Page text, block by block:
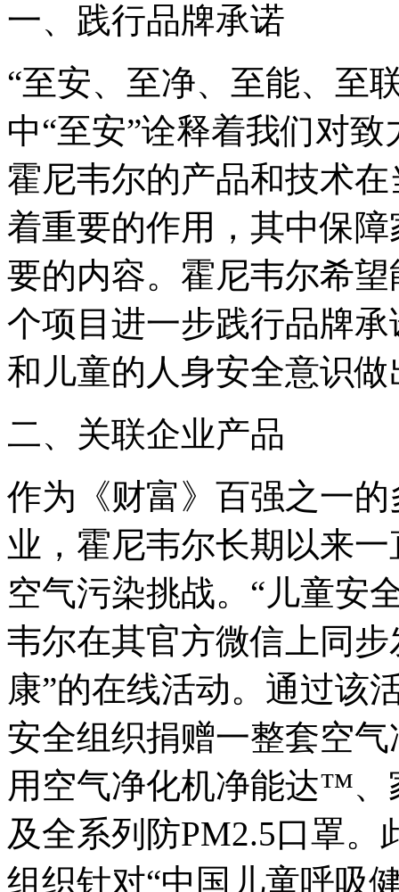
一、践行品牌承诺
“至安、至净、至能、至
中“至安”诠释着我们对
霍尼韦尔的产品和技术
着重要的作用，其中保
要的内容。霍尼韦尔希
个项目进一步践行品牌
和儿童的人身安全意识
二、关联企业产品
作为《财富》百强之一
业，霍尼韦尔长期以来
空气污染挑战。“儿童安
韦尔在其官方微信上同
康”的在线活动。通过该
安全组织捐赠一整套空
用空气净化机净能达™、
及全系列防PM2.5口罩
组织针对“中国儿童呼吸